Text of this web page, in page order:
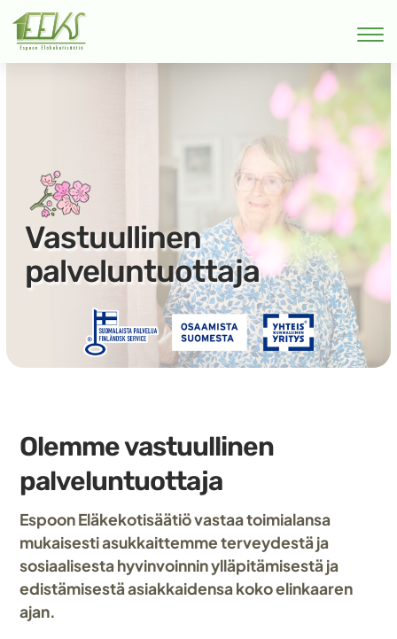
Vastuullinen
palveluntuottaja
Olemme vastuullinen
palveluntuottaja
Espoon Eläkekotisäätiö vastaa toimialansa
mukaisesti asukkaittemme terveydestä ja
sosiaalisesta hyvinvoinnin ylläpitämisestä ja
edistämisestä asiakkaidensa koko elinkaaren
ajan.